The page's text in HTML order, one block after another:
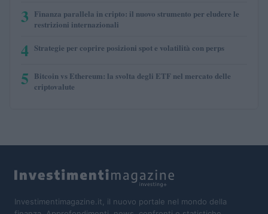
3 Finanza parallela in cripto: il nuovo strumento per eludere le
restrizioni internazionali
4 Strategie per coprire posizioni spot e volatilità con perps
5 Bitcoin vs Ethereum: la svolta degli ETF nel mercato delle
criptovalute
Investimentimagazine.it, il nuovo portale nel mondo della